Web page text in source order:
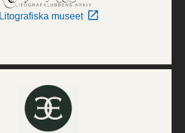
Litografiska museet